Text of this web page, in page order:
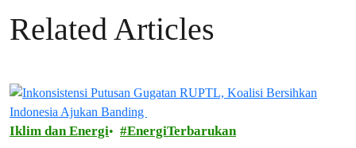
Related Articles
Iklim dan Energi EnergiTerbarukan